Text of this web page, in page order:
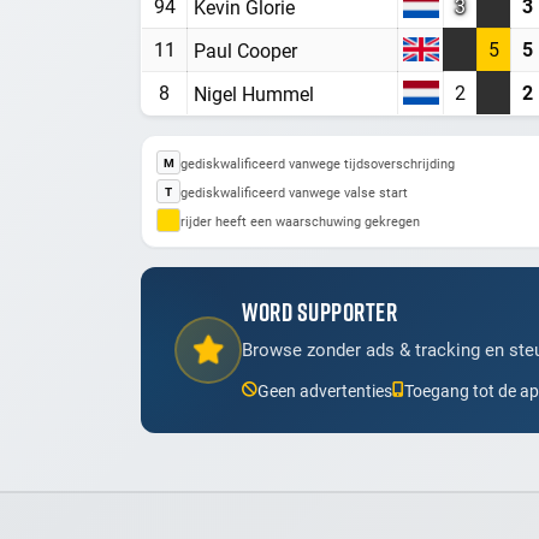
94
Kevin Glorie 3 3
11
Paul Cooper 5 5
8
Nigel Hummel 2 2
M gediskwalificeerd vanwege tijdsoverschrijding
T gediskwalificeerd vanwege valse start
rijder heeft een waarschuwing gekregen
WORD SUPPORTER
Browse zonder ads & tracking en
Geen advertenties Toegang tot de